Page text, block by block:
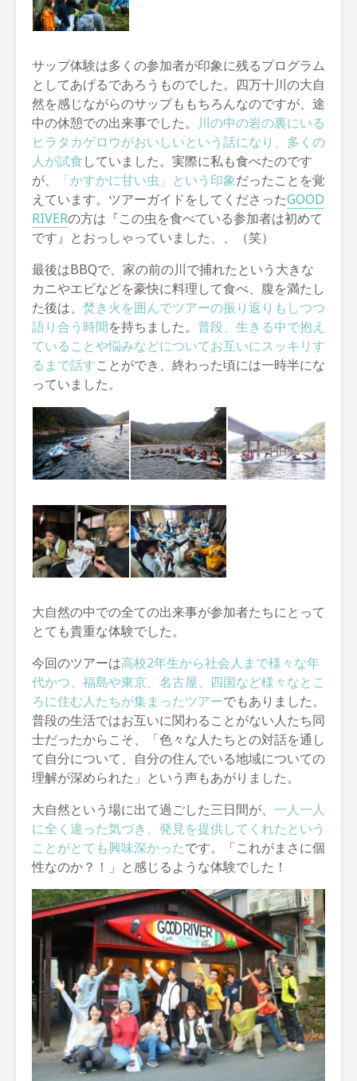
サップ体験は多くの参加者が印象に残るプログラム
としてあげるであろうものでした。四万十川の大自
然を感じながらのサップももちろんなのですが、途
中の休憩での出来事でした。 川の中の岩の裏にいる
ヒラタカゲロウがおいしいという話になり、多くの
人が試食していました。実際に私も食べたのです
が、
「かすかに甘い虫」という印象だったことを覚
えています。ツアーガイドをしてくださったGOOD
RIVERの方は『この虫を食べている参加者は初めて
です』とおっしゃっていました、、（笑）
最後はBBQで、家の前の川で捕れたという大きな
カニやエビなどを豪快に料理して食べ、腹を満たし
た後は、 焚き火を囲んでツアーの振り返りもしつつ
語り合う時間を持ちました。 普段、生きる中で抱え
ていることや悩みなどについてお互いにスッキリす
るまで話すことができ、終わった頃には一時半にな
っていました。
大自然の中での全ての出来事が参加者たちにとって
とても貴重な体験でした。
今回のツアーは高校2年生から社会人まで様々な年
代かつ、福島や東京、名古屋、四国など様々なとこ
ろに住む人たちが集まったツアーでもありました。
普段の生活ではお互いに関わることがない人たち同
士だったからこそ、「色々な人たちとの対話を通し
て自分について、自分の住んでいる地域についての
理解が深められた」という声もあがりました。
大自然という場に出て過ごした三日間が、 一人一人
に全く違った気づき、発見を提供してくれたという
ことがとても興味深かったです。「これがまさに個
性なのか？！」と感じるような体験でした！